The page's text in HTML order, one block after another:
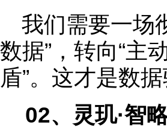
我们需要一场
数据”，转向“主
盾”。这才是数
02、灵玑·智